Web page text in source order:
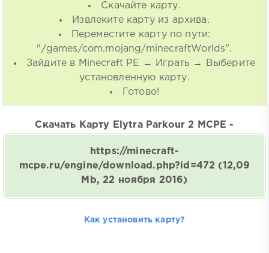
Скачайте карту.
Извлеките карту из архива.
Переместите карту по пути:
"/games/com.mojang/minecraftWorlds".
Зайдите в Minecraft PE → Играть → Выберите
установленную карту.
Готово!
Скачать Карту Elytra Parkour 2 MCPE -
https://minecraft-
mcpe.ru/engine/download.php?id=472 (12,09
Mb, 22 ноября 2016)
Как установить карту?